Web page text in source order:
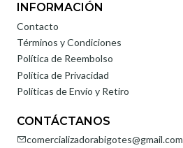
INFORMACIÓN
Contacto
Términos y Condiciones
Política de Reembolso
Política de Privacidad
Políticas de Envío y Retiro
CONTÁCTANOS
comercializadorabigotes@gmail.com